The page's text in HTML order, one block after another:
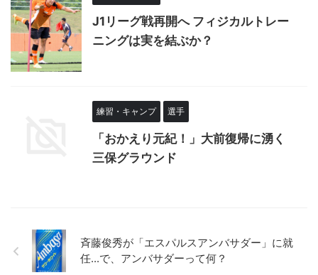
J1リーグ戦再開へ フィジカルトレー
ニングは実を結ぶか？
練習・キャンプ 選手
「おかえり元紀！」大前復帰に湧く
三保グラウンド
斉藤俊秀が「エスパルスアンバサダー」に就
任...で、アンバサダーって何？